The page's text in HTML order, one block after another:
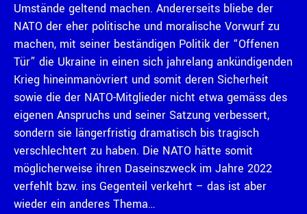
Umstände geltend machen. Andererseits bliebe der
NATO der eher politische und moralische Vorwurf zu
machen, mit seiner beständigen Politik der “Offenen
Tür” die Ukraine in einen sich jahrelang ankündigenden
Krieg hineinmanövriert und somit deren Sicherheit
sowie die der NATO-Mitglieder nicht etwa gemäss des
eigenen Anspruchs und seiner Satzung verbessert,
sondern sie längerfristig dramatisch bis tragisch
verschlechtert zu haben. Die NATO hätte somit
möglicherweise ihren Daseinszweck im Jahre 2022
verfehlt bzw. ins Gegenteil verkehrt – das ist aber
wieder ein anderes Thema…